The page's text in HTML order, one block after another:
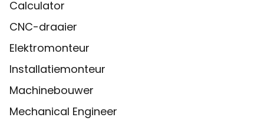
Calculator
CNC-draaier
Elektromonteur
Installatiemonteur
Machinebouwer
Mechanical Engineer